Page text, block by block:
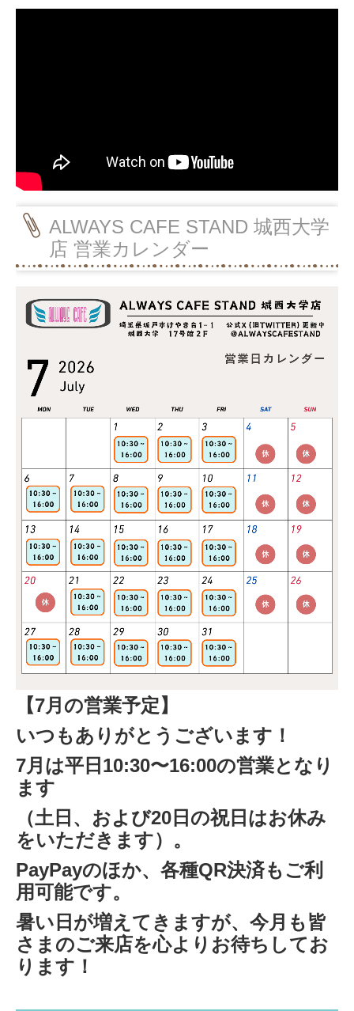
ALWAYS CAFE STAND 城西大学
店 営業カレンダー
【7月の営業予定】
いつもありがとうございます！
7月は平日10:30〜16:00の営業となり
ます
（土日、および20日の祝日はお休み
をいただきます）。
PayPayのほか、各種QR決済もご利
用可能です。
暑い日が増えてきますが、今月も皆
さまのご来店を心よりお待ちしてお
ります！